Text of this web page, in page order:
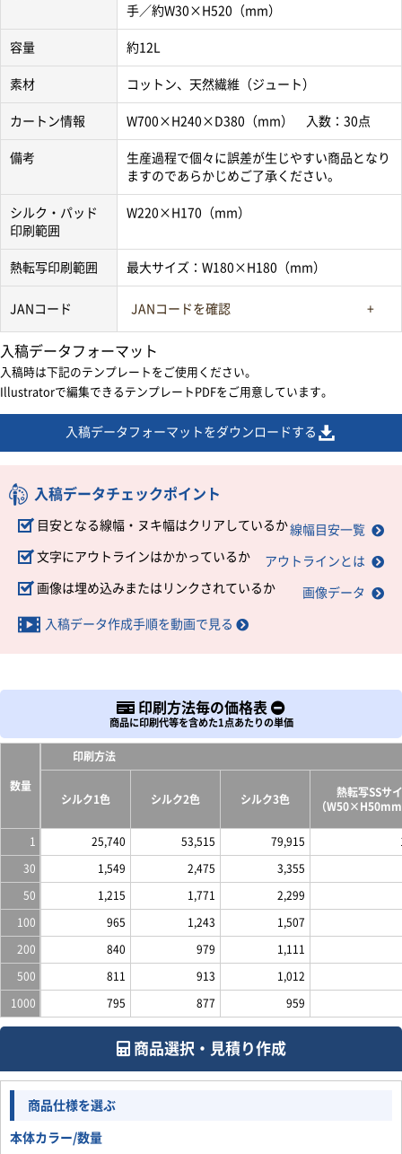
手／約W30×H520（mm）
容量 約12L
素材 コットン、天然繊維（ジュート）
カートン情報 W700×H240×D380（mm） 入数：30点
備考
生産過程で個々に誤差が生じやすい商品となり
ますのであらかじめご了承ください。
シルク・パッド
印刷範囲
W220×H170（mm）
熱転写印刷範囲 最大サイズ：W180×H180（mm）
JANコード JANコードを確認
入稿データフォーマット
入稿時は下記のテンプレートをご使用ください。
Illustratorで編集できるテンプレートPDFをご用意しています。
入稿データフォーマットをダウンロードする
入稿データチェックポイント
目安となる線幅・ヌキ幅はクリアしているか線幅目安一覧
文字にアウトラインはかかっているか アウトラインとは
画像は埋め込みまたはリンクされているか 画像データ
入稿データ作成手順を動画で見る
印刷方法毎の価格表
商品に印刷代等を含めた1点あたりの単価
数量
印刷方法
シルク1色 シルク2色 シルク3色
熱転写SSサ
（
1 25,740 53,515 79,915
30 1,549 2,475 3,355
50 1,215 1,771 2,299
100 965 1,243 1,507
200 840 979 1,111
500 811 913 1,012
1000 795 877 959
商品選択・見積り作成
商品仕様を選ぶ
本体カラー/数量